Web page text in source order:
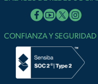
CONFIANZA Y SEGURIDAD